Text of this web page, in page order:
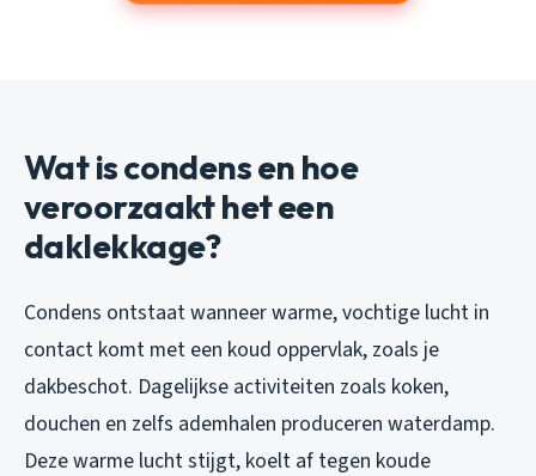
Wat is condens en hoe
veroorzaakt het een
daklekkage?
Condens ontstaat wanneer warme, vochtige lucht in
contact komt met een koud oppervlak, zoals je
dakbeschot. Dagelijkse activiteiten zoals koken,
douchen en zelfs ademhalen produceren waterdamp.
Deze warme lucht stijgt, koelt af tegen koude